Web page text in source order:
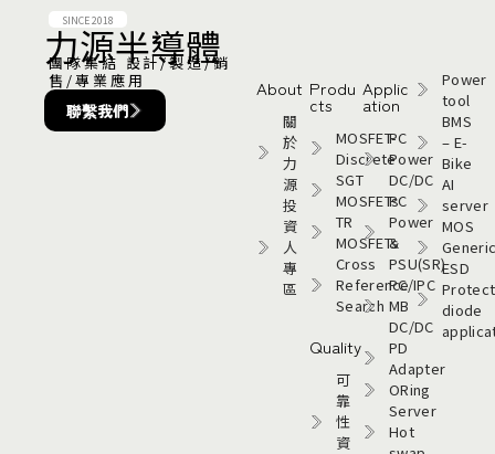
SINCE 2018
力源半導體​
團隊集結 設計/製造/銷
售/專業應用
聯繫我們
About
關
於
力
源
投
資
人
專
區
Produ
cts
MOSFET-
Discrete
SGT
MOSFETs
TR
MOSFETs
Cross
Reference
Search
Quality
可
靠
性
資
Applic
ation
PC
Power
DC/DC
PC
Power
&
PSU(SR)
PC/IPC
MB
DC/DC
PD
Adapter
ORing
Server
Hot
Power
tool
BMS
– E-
Bike
AI
server
MOS
ESD
diode